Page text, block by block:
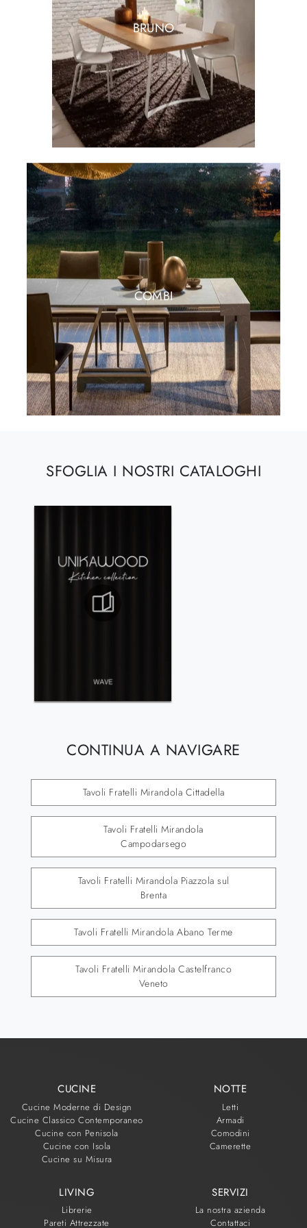
BRUNO
COMBI
SFOGLIA I NOSTRI CATALOGHI
CONTINUA A NAVIGARE
Tavoli Fratelli Mirandola Cittadella
Tavoli Fratelli Mirandola
Campodarsego
Tavoli Fratelli Mirandola Piazzola sul
Brenta
Tavoli Fratelli Mirandola Abano Terme
Tavoli Fratelli Mirandola Castelfranco
Veneto
CUCINE
Cucine Moderne di Design
Cucine Classico Contemporaneo
Cucine con Penisola
Cucine con Isola
Cucine su Misura
NOTTE
Letti
Armadi
Comodini
Camerette
LIVING
Librerie
Pareti Attrezzate
SERVIZI
La nostra azienda
Contattaci